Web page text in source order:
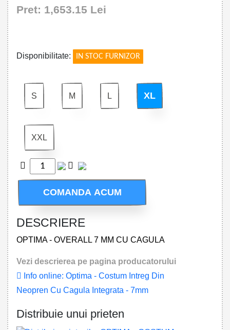
Pret: 1,653.15 Lei
Disponibilitate: IN STOC FURNIZOR
S M L XL
XXL
COMANDA ACUM
DESCRIERE
OPTIMA - OVERALL 7 MM CU CAGULA
Vezi descrierea pe pagina producatorului
Info online: Optima - Costum Intreg Din
Neopren Cu Cagula Integrata - 7mm
Distribuie unui prieten